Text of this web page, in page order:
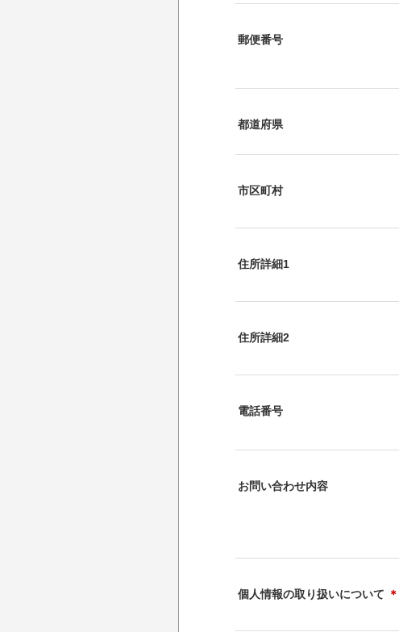
郵便番号
都道府県
市区町村
住所詳細1
住所詳細2
電話番号
お問い合わせ内容
個人情報の取り扱いについて ＊